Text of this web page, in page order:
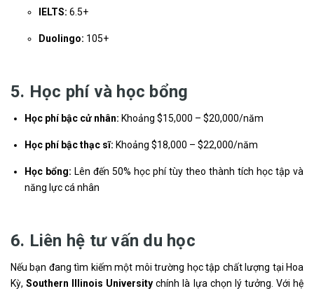
IELTS: 6.5+
Duolingo: 105+
5. Học phí và học bổng
Học phí bậc cử nhân: Khoảng $15,000 – $20,000/năm
Học phí bậc thạc sĩ: Khoảng $18,000 – $22,000/năm
Học bổng: Lên đến 50% học phí tùy theo thành tích học tập và
năng lực cá nhân
6. Liên hệ tư vấn du học
Nếu bạn đang tìm kiếm một môi trường học tập chất lượng tại Hoa
Kỳ,Southern Illinois University chính là lựa chọn lý tưởng. Với hệ